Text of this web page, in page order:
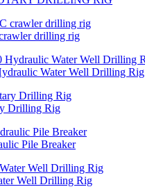
drilling rig
Water Well Drilling Rig
Drilling Rig
Pile Breaker
Well Drilling Rig